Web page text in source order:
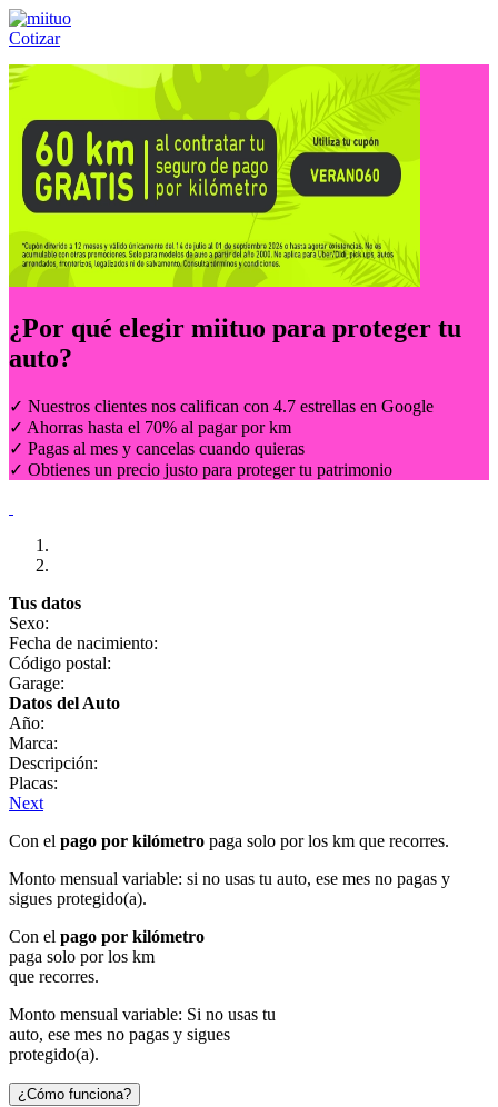
Cotizar
Llámanos al:(55) 84-21-05-00 ó
¿Por qué elegir miituo para proteger tu
auto?
✓ Nuestros clientes nos califican con 4.7 estrellas en Google
✓ Ahorras hasta el 70% al pagar por km
✓ Pagas al mes y cancelas cuando quieras
✓ Obtienes un precio justo para proteger tu patrimonio
Tus datos
Sexo:
Fecha de nacimiento:
Código postal:
Garage:
Datos del Auto
Año:
Marca:
Descripción:
Placas:
Next
Con el pago por kilómetro paga solo por los km que recorres.
Monto mensual variable: si no usas tu auto, ese mes no pagas y
sigues protegido(a).
Con el pago por kilómetro
paga solo por los km
que recorres.
Monto mensual variable: Si no usas tu
auto, ese mes no pagas y sigues
protegido(a).
¿Cómo funciona?